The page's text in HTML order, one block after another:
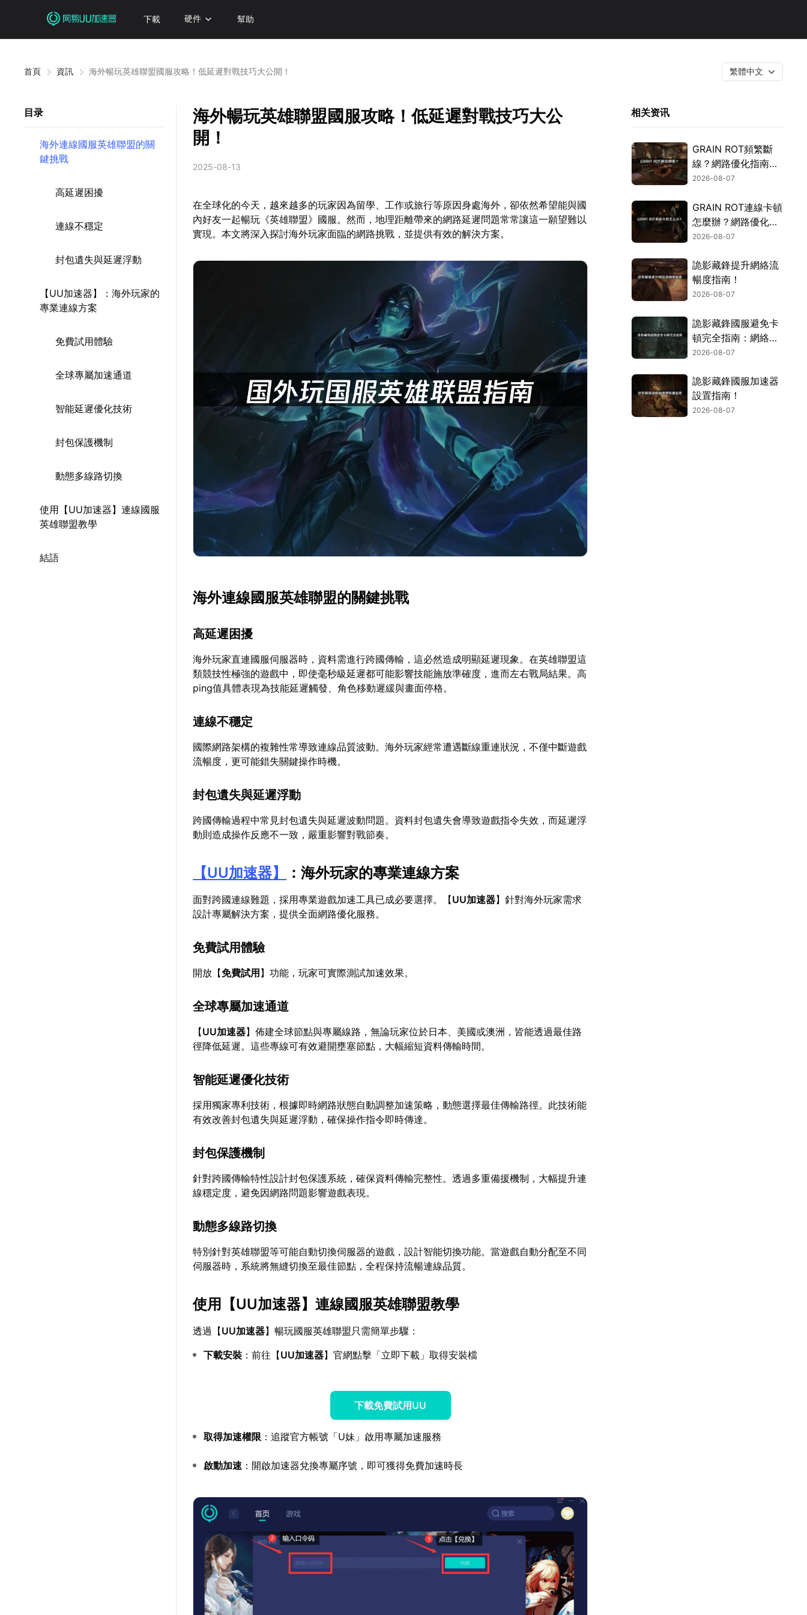
下載 硬件 幫助
首頁 資訊 海外暢玩英雄聯盟國服攻略！低延遲對戰技巧大公開！ 繁體中文
目录
海外連線國服英雄聯盟的關
鍵挑戰
高延遲困擾
連線不穩定
封包遺失與延遲浮動
【UU加速器】：海外玩家的
專業連線方案
免費試用體驗
全球專屬加速通道
智能延遲優化技術
封包保護機制
動態多線路切換
使用【UU加速器】連線國服
英雄聯盟教學
結語
海外暢玩英雄聯盟國服攻略！低延遲對戰技巧大公
開！
2025-08-13
在全球化的今天，越來越多的玩家因為留學、工作或旅行等原因身處海外，卻依然希望能與國
內好友一起暢玩《英雄聯盟》國服。然而，地理距離帶來的網路延遲問題常常讓這一願望難以
實現。本文將深入探討海外玩家面臨的網路挑戰，並提供有效的解決方案。
海外連線國服英雄聯盟的關鍵挑戰
高延遲困擾
海外玩家直連國服伺服器時，資料需進行跨國傳輸，這必然造成明顯延遲現象。在英雄聯盟這
類競技性極強的遊戲中，即使毫秒級延遲都可能影響技能施放準確度，進而左右戰局結果。高
ping值具體表現為技能延遲觸發、角色移動遲緩與畫面停格。
連線不穩定
國際網路架構的複雜性常導致連線品質波動。海外玩家經常遭遇斷線重連狀況，不僅中斷遊戲
流暢度，更可能錯失關鍵操作時機。
封包遺失與延遲浮動
跨國傳輸過程中常見封包遺失與延遲波動問題。資料封包遺失會導致遊戲指令失效，而延遲浮
動則造成操作反應不一致，嚴重影響對戰節奏。
【UU加速器】 ：海外玩家的專業連線方案
面對跨國連線難題，採用專業遊戲加速工具已成必要選擇。【UU加速器】針對海外玩家需求
設計專屬解決方案，提供全面網路優化服務。
免費試用體驗
開放【免費試用】功能，玩家可實際測試加速效果。
全球專屬加速通道
【UU加速器】佈建全球節點與專屬線路，無論玩家位於日本、美國或澳洲，皆能透過最佳路
徑降低延遲。這些專線可有效避開壅塞節點，大幅縮短資料傳輸時間。
智能延遲優化技術
採用獨家專利技術，根據即時網路狀態自動調整加速策略，動態選擇最佳傳輸路徑。此技術能
有效改善封包遺失與延遲浮動，確保操作指令即時傳達。
封包保護機制
針對跨國傳輸特性設計封包保護系統，確保資料傳輸完整性。透過多重備援機制，大幅提升連
線穩定度，避免因網路問題影響遊戲表現。
動態多線路切換
特別針對英雄聯盟等可能自動切換伺服器的遊戲，設計智能切換功能。當遊戲自動分配至不同
伺服器時，系統將無縫切換至最佳節點，全程保持流暢連線品質。
使用【UU加速器】連線國服英雄聯盟教學
透過【UU加速器】暢玩國服英雄聯盟只需簡單步驟：
下載安裝 ：前往【UU加速器】官網點擊「立即下載」取得安裝檔
下載免費試用UU
取得加速權限 ：追蹤官方帳號「U妹」啟用專屬加速服務
啟動加速 ：開啟加速器兌換專屬序號，即可獲得免費加速時長
相关资讯
GRAIN ROT頻繁斷
線？網路優化指南一
次搞定！
2026-08-07
GRAIN ROT連線卡頓
怎麼辦？網路優化這
樣解決！
2026-08-07
詭影藏鋒提升網絡流
暢度指南！
2026-08-07
詭影藏鋒國服避免卡
頓完全指南：網絡優
化與解決技巧！
2026-08-07
詭影藏鋒國服加速器
設置指南！
2026-08-07